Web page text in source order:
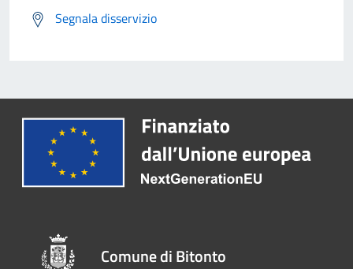
Segnala disservizio
Comune di Bitonto